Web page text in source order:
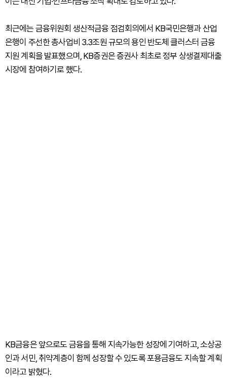
최근에는 금융위원회 생산적금융 점검회의에서 KB국민은행과 산업
은행이 주선한 총사업비 3.3조원 규모의 용인 반도체 클러스터 금융
지원 계획을 발표했으며, KB증권은 증권사 최초로 정부 상생결제대출
시장에 참여하기로 했다.
KB금융은 앞으로도 금융을 통해 지속가능한 성장에 기여하고, 소상공
인과 서민, 취약계층이 함께 성장할 수 있도록 포용금융도 지속할 계획
이라고 밝혔다.